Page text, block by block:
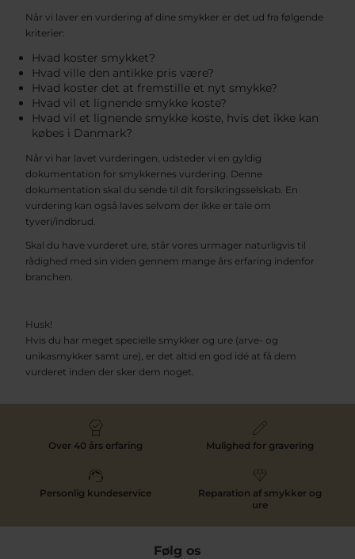
Når vi laver en vurdering af dine smykker er det ud fra følgende
kriterier:
Hvad koster smykket?
Hvad ville den antikke pris være?
Hvad koster det at fremstille et nyt smykke?
Hvad vil et lignende smykke koste?
Hvad vil et lignende smykke koste, hvis det ikke kan
købes i Danmark?
Når vi har lavet vurderingen, udsteder vi en gyldig
dokumentation for smykkernes vurdering. Denne
dokumentation skal du sende til dit forsikringsselskab. En
vurdering kan også laves selvom der ikke er tale om
tyveri/indbrud.
Skal du have vurderet ure, står vores urmager naturligvis til
rådighed med sin viden gennem mange års erfaring indenfor
branchen.
Husk!
Hvis du har meget specielle smykker og ure (arve- og
unikasmykker samt ure), er det altid en god idé at få dem
vurderet inden der sker dem noget.
Over 40 års erfaring Mulighed for gravering
Personlig kundeservice
Reparation af smykker og
ure
Følg os